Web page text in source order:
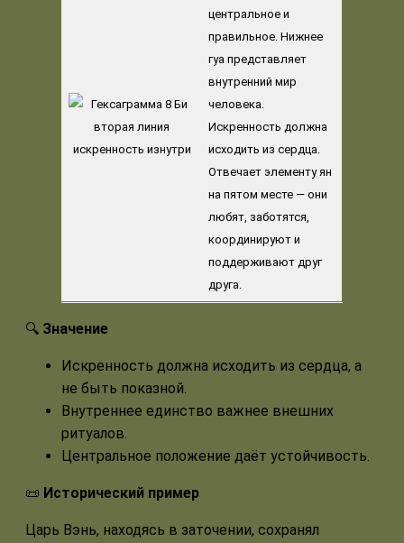
центральное и
правильное. Нижнее
гуа представляет
внутренний мир
человека.
Искренность должна
исходить из сердца.
Отвечает элементу ян
на пятом месте — они
любят, заботятся,
координируют и
поддерживают друг
друга.
🔍 Значение
Искренность должна исходить из сердца, а
не быть показной.
Внутреннее единство важнее внешних
ритуалов.
Центральное положение даёт устойчивость.
📜 Исторический пример
Царь Вэнь, находясь в заточении, сохранял